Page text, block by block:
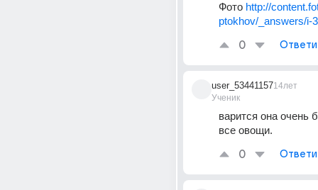
Фото http://
ptokhov/_answers/i-
0
user_53441157
Ученик
14лет
варится она очень
все овощи.
0